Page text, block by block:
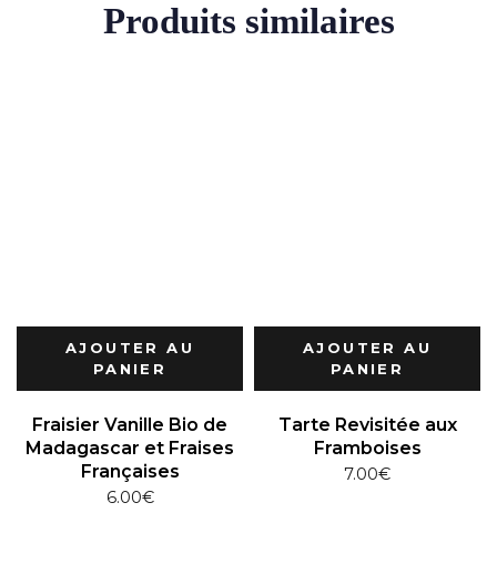
Produits similaires
AJOUTER AU
PANIER
Fraisier Vanille Bio de
Madagascar et Fraises
Françaises
6.00€
AJOUTER AU
PANIER
Tarte Revisitée aux
Framboises
7.00€